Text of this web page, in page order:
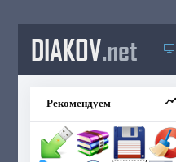
DIAKOV.net
Рекомендуем